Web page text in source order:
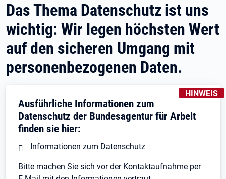
Das Thema Datenschutz ist uns
wichtig: Wir legen höchsten Wert
auf den sicheren Umgang mit
personenbezogenen Daten.
HINWEIS
Ausführliche Informationen zum
Datenschutz der Bundesagentur für Arbeit
finden sie hier:
Informationen zum Datenschutz
Bitte machen Sie sich vor der Kontaktaufnahme per